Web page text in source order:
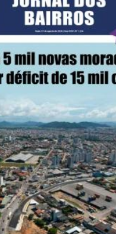
ampliam monitoramento das